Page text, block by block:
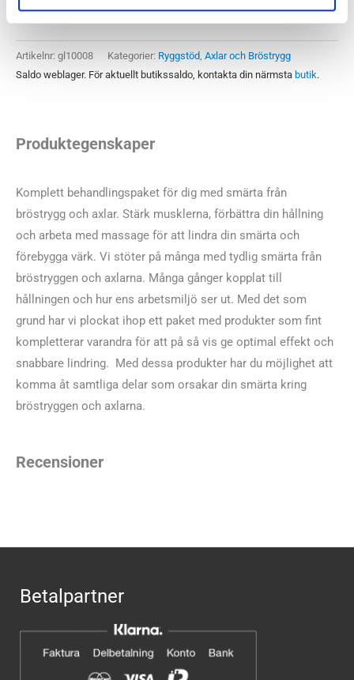
Artikelnr: gl10008 Kategorier: Ryggstöd Axlar och Bröstrygg
Saldo weblager. För aktuellt butikssaldo, kontakta din närmsta butik.
Produktegenskaper
Komplett behandlingspaket för dig med smärta från
bröstrygg och axlar. Stärk musklerna, förbättra din hållning
och arbeta med massage för att lindra din smärta och
förebygga värk. Vi stöter på många med tydlig smärta från
bröstryggen och axlarna. Många gånger kopplat till
hållningen och hur ens arbetsmiljö ser ut. Med det som
grund har vi plockat ihop ett paket med produkter som fint
kompletterar varandra för att på så vis ge optimal effekt och
snabbare lindring. Med dessa produkter har du möjlighet att
komma åt samtliga delar som orsakar din smärta kring
bröstryggen och axlarna.
Recensioner
Betalpartner